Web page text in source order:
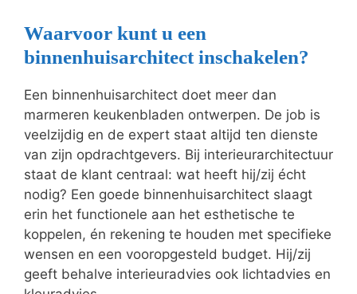
Waarvoor kunt u een
binnenhuisarchitect inschakelen?
Een binnenhuisarchitect doet meer dan
marmeren keukenbladen ontwerpen. De job is
veelzijdig en de expert staat altijd ten dienste
van zijn opdrachtgevers. Bij interieurarchitectuur
staat de klant centraal: wat heeft hij/zij écht
nodig? Een goede binnenhuisarchitect slaagt
erin het functionele aan het esthetische te
koppelen, én rekening te houden met specifieke
wensen en een vooropgesteld budget. Hij/zij
geeft behalve interieuradvies ook lichtadvies en